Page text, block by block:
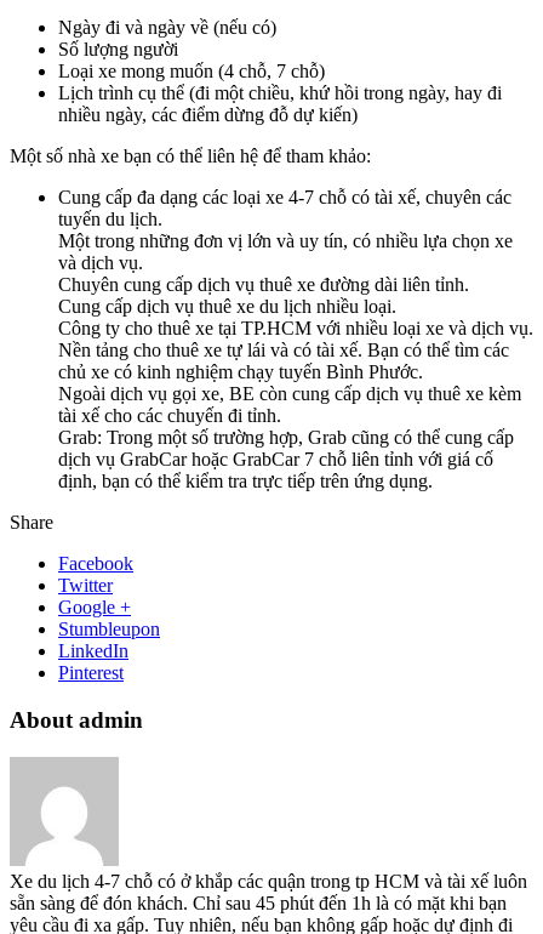
Ngày đi và ngày về (nếu có)
Số lượng người
Loại xe mong muốn (4 chỗ, 7 chỗ)
Lịch trình cụ thể (đi một chiều, khứ hồi trong ngày, hay đi
nhiều ngày, các điểm dừng đỗ dự kiến)
Một số nhà xe bạn có thể liên hệ để tham khảo:
Cung cấp đa dạng các loại xe 4-7 chỗ có tài xế, chuyên các
tuyến du lịch.
Một trong những đơn vị lớn và uy tín, có nhiều lựa chọn xe
và dịch vụ.
Chuyên cung cấp dịch vụ thuê xe đường dài liên tỉnh.
Cung cấp dịch vụ thuê xe du lịch nhiều loại.
Công ty cho thuê xe tại TP.HCM với nhiều loại xe và dịch vụ.
Nền tảng cho thuê xe tự lái và có tài xế. Bạn có thể tìm các
chủ xe có kinh nghiệm chạy tuyến Bình Phước.
Ngoài dịch vụ gọi xe, BE còn cung cấp dịch vụ thuê xe kèm
tài xế cho các chuyến đi tỉnh.
Grab: Trong một số trường hợp, Grab cũng có thể cung cấp
dịch vụ GrabCar hoặc GrabCar 7 chỗ liên tỉnh với giá cố
định, bạn có thể kiểm tra trực tiếp trên ứng dụng.
Share
Facebook
Twitter
Google +
Stumbleupon
LinkedIn
Pinterest
About admin
Xe du lịch 4-7 chỗ có ở khắp các quận trong tp HCM và tài xế luôn
sẵn sàng để đón khách. Chỉ sau 45 phút đến 1h là có mặt khi bạn
yêu cầu đi xa gấp. Tuy nhiên, nếu bạn không gấp hoặc dự định đi